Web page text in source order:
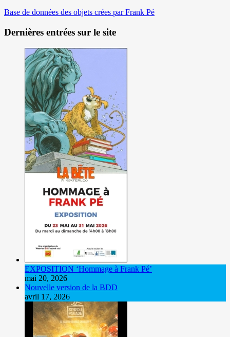
Base de données des objets crées par Frank Pé
Dernières entrées sur le site
EXPOSITION ‘Hommage à Frank Pé’
mai 20, 2026
Nouvelle version de la BDD
avril 17, 2026